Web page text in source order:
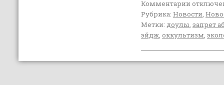
Комментарии
Рубрика: Новости,
Метки: доулы, запрет
эйдж, оккультизм,